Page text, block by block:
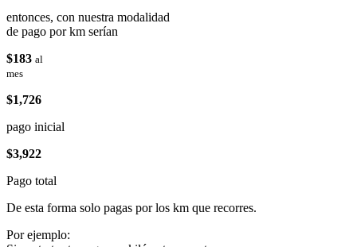
entonces, con nuestra modalidad
de pago por km serían
$183 al
mes
$1,726
pago inicial
$3,922
Pago total
De esta forma solo pagas por los km que recorres.
Por ejemplo: